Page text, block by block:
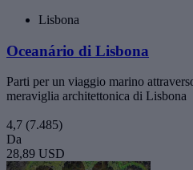
Lisbona
Oceanário di Lisbona
Parti per un viaggio marino
meraviglia architettonica di Lisbona
4,7 (7.485)
Da
28,89 USD